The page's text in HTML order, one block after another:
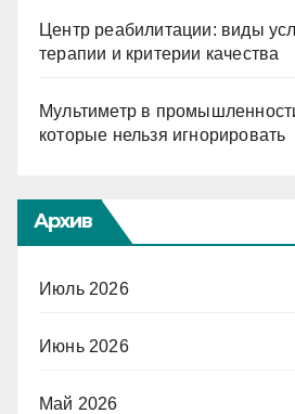
Центр реабилитации: виды
терапии и критерии качества
Мультиметр в
которые нельзя игнорировать
Архив
Июль 2026
Июнь 2026
Май 2026